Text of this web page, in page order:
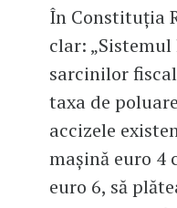
În Constituția
clar:
sarcinilor
taxa de
accizele
mașină euro 4
euro 6, să